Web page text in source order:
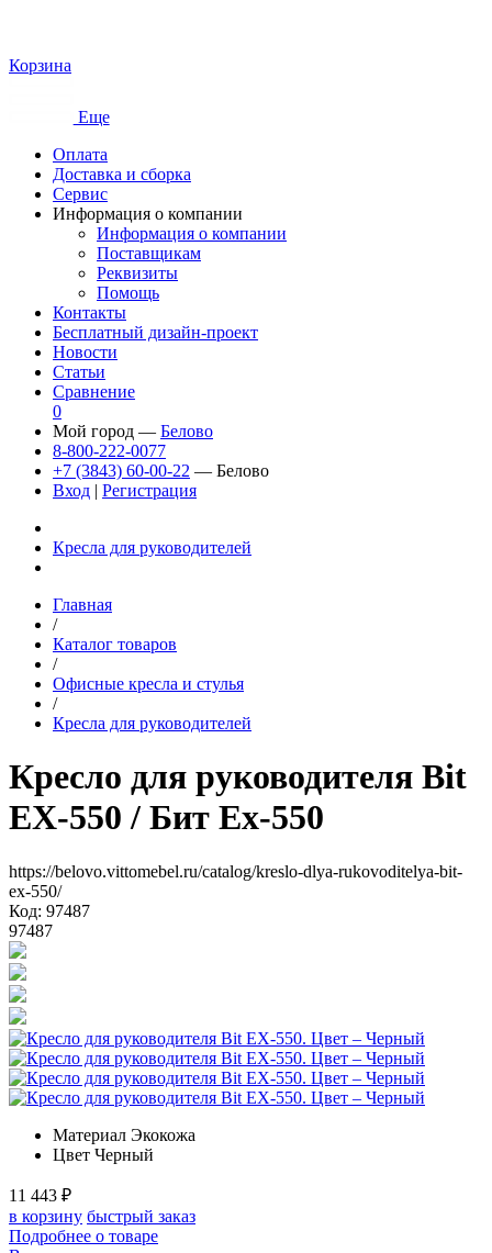
Корзина
Еще
Оплата
Доставка и сборка
Сервис
Информация о компании
Информация о компании
Поставщикам
Реквизиты
Помощь
Контакты
Бесплатный дизайн-проект
Новости
Статьи
Сравнение
0
Мой город — Белово
8-800-222-0077
+7 (3843) 60-00-22 — Белово
Вход | Регистрация
Кресла для руководителей
Главная
/
Каталог товаров
/
Офисные кресла и стулья
/
Кресла для руководителей
Кресло для руководителя Bit
EX-550 / Бит Ех-550
https://belovo.vittomebel.ru/catalog/kreslo-dlya-rukovoditelya-bit-
ex-550/
Код: 97487
97487
Материал Экокожа
Цвет Черный
11 443 ₽
в корзину быстрый заказ
Подробнее о товаре